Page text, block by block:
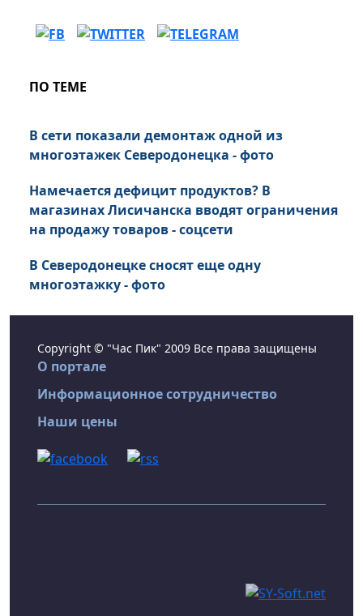
ПО ТЕМЕ
В сети показали демонтаж одной из
многоэтажек Северодонецка - фото
Намечается дефицит продуктов? В
магазинах Лисичанска вводят ограничения
на продажу товаров - соцсети
В Северодонецке сносят еще одну
многоэтажку - фото
Copyright © "Час Пик" 2009 Все права защищены
О портале
Информационное сотрудничество
Наши цены